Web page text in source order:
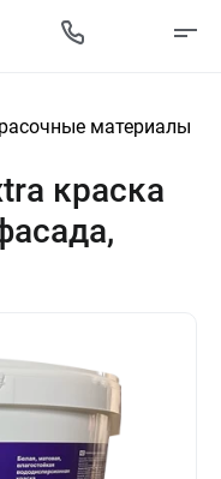
материалы
краска